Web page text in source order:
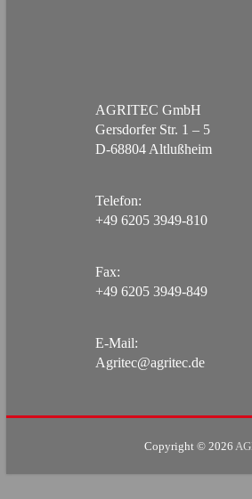
AGRITEC GmbH
Gersdorfer Str. 1 – 5
D-68804 Altlußheim
Telefon:
+49 6205 3949-810
Fax:
+49 6205 3949-849
E-Mail:
Agritec@agritec.de
Copyright © 2026